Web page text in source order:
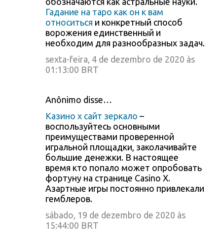
Гадание на таро как он к вам
относиться и конкретный способ
ворожения единственный и
необходим для разнообразных задач.
sexta-feira, 4 de dezembro de 2020 às
01:13:00 BRT
Anônimo disse…
Казино х сайт зеркало –
воспользуйтесь основными
преимуществами проверенной
игральной площадки, заколачивайте
большие денежки. В настоящее
время кто попало может опробовать
фортуну на странице Casino X.
Азартные игры постоянно привлекали
гемблеров.
sábado, 19 de dezembro de 2020 às
15:44:00 BRT